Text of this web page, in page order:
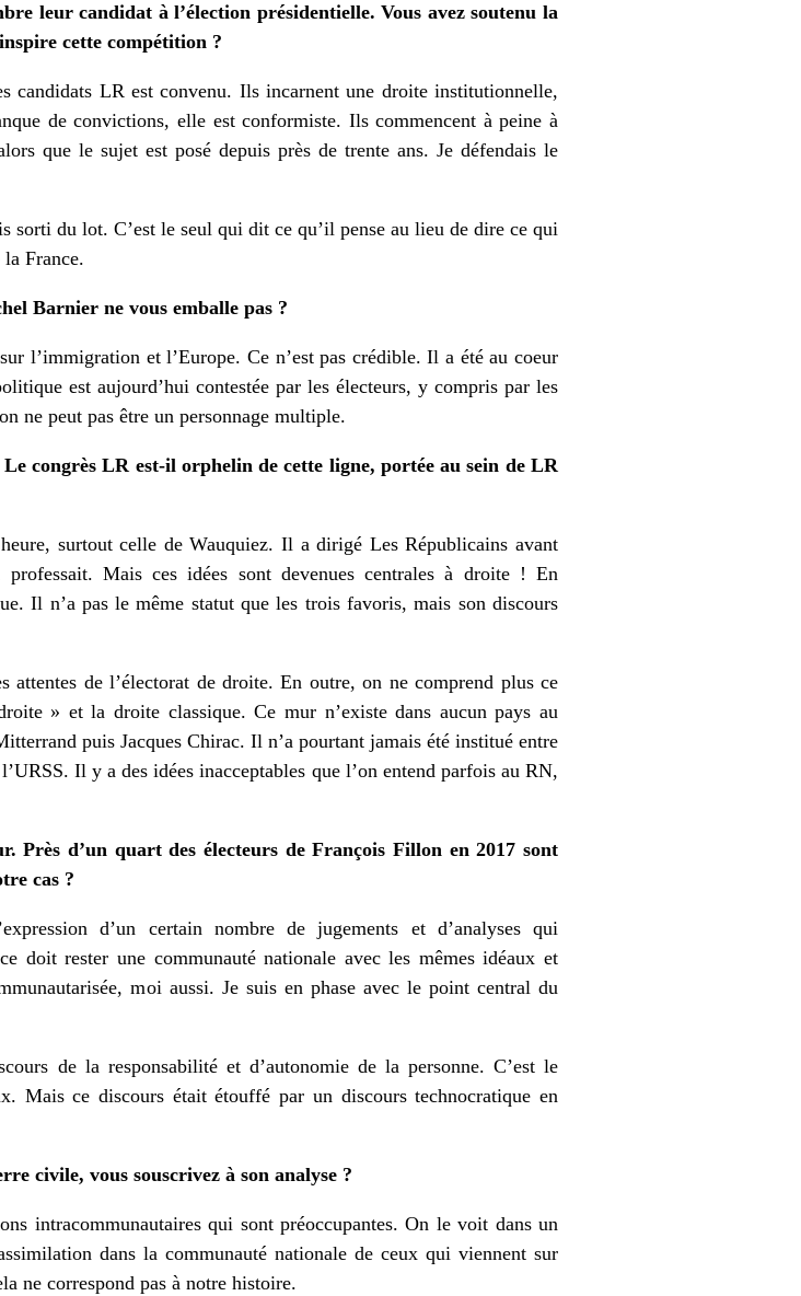
leur candidat à l’élection présidentielle. Vous avez soutenu la
cette compétition ?
candidats LR est convenu. Ils incarnent une droite institutionnelle,
de convictions, elle est conformiste. Ils commencent à peine à
que le sujet est posé depuis près de trente ans. Je défendais le
du lot. C’est le seul qui dit ce qu’il pense au lieu de dire ce qui
la France.
Barnier ne vous emballe pas ?
l’immigration et l’Europe. Ce n’est pas crédible. Il a été au coeur
est aujourd’hui contestée par les électeurs, y compris par les
ne peut pas être un personnage multiple.
congrès LR est-il orphelin de cette ligne, portée au sein de LR
surtout celle deWauquiez. Il a dirigé Les Républicains avant
Mais ces idées sont devenues centrales à droite ! En
Il n’a pas le même statut que les trois favoris, mais son discours
de l’électorat de droite. En outre, on ne comprend plus ce
» et la droite classique. Ce mur n’existe dans aucun pays au
puis Jacques Chirac. Il n’a pourtant jamais été institué entre
Il y a des idées inacceptables que l’on entend parfois au RN,
Près d’un quart des électeurs de François Fillon en 2017 sont
cas ?
d’un certain nombre de jugements et d’analyses qui
doit rester une communauté nationale avec les mêmes idéaux et
moi aussi. Je suis en phase avec le point central du
de la responsabilité et d’autonomie de la personne. C’est le
Mais ce discours était étouffé par un discours technocratique en
civile, vous souscrivez à son analyse ?
intracommunautaires qui sont préoccupantes. On le voit dans un
dans la communauté nationale de ceux qui viennent sur
ne correspond pas à notre histoire.